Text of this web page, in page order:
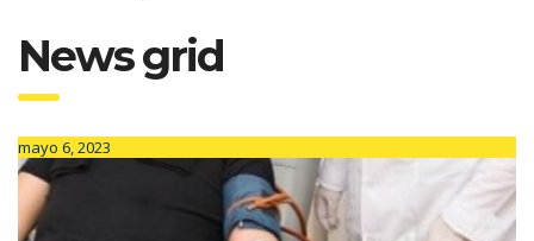
News grid
mayo 6, 2023